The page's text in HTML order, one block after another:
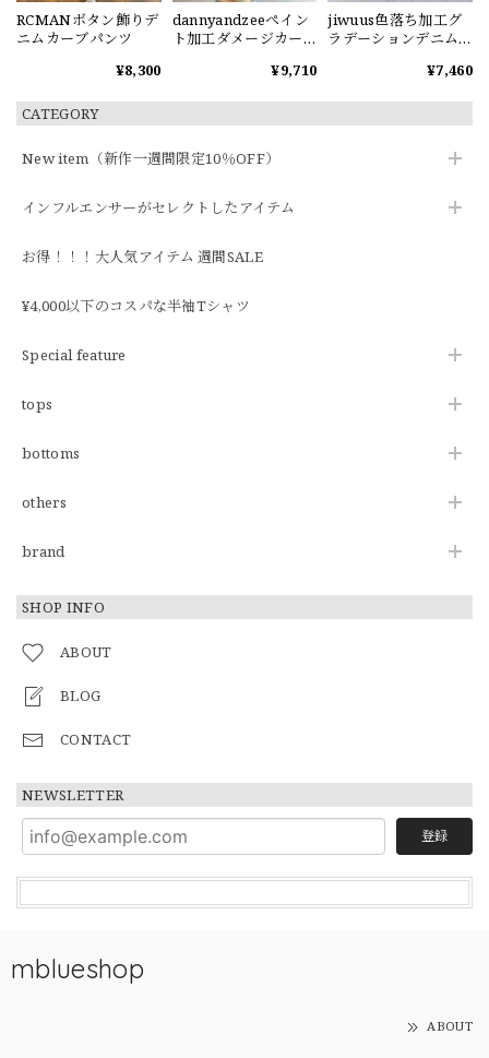
CATEGORY
New item（新作一週間限定10％OFF）
インフルエンサーがセレクトしたアイテム
お得！！！大人気アイテム 週間SALE
¥4,000以下のコスパな半袖Tシャツ
Special feature
tops
bottoms
others
brand
SHOP INFO
ABOUT
BLOG
CONTACT
NEWSLETTER
登録
RCMANボタン飾りデ
ニムカーブパンツ
¥8,300
dannyandzeeペイン
ト加工ダメージカー
¥9,710
jiwuus色落ち加工グ
ラデーションデニム
¥7,460
mblueshop
ABOUT